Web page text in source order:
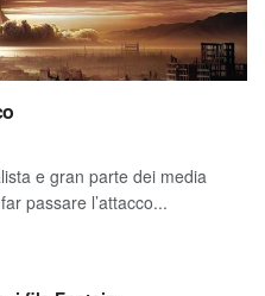
e gran parte dei media
passare l’attacco...